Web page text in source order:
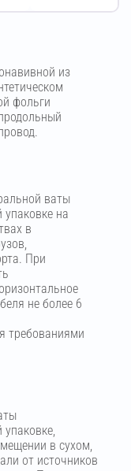
из
фольги
ваты
упаковке на
в
При
не более 6
требованиями
в сухом,
от источников